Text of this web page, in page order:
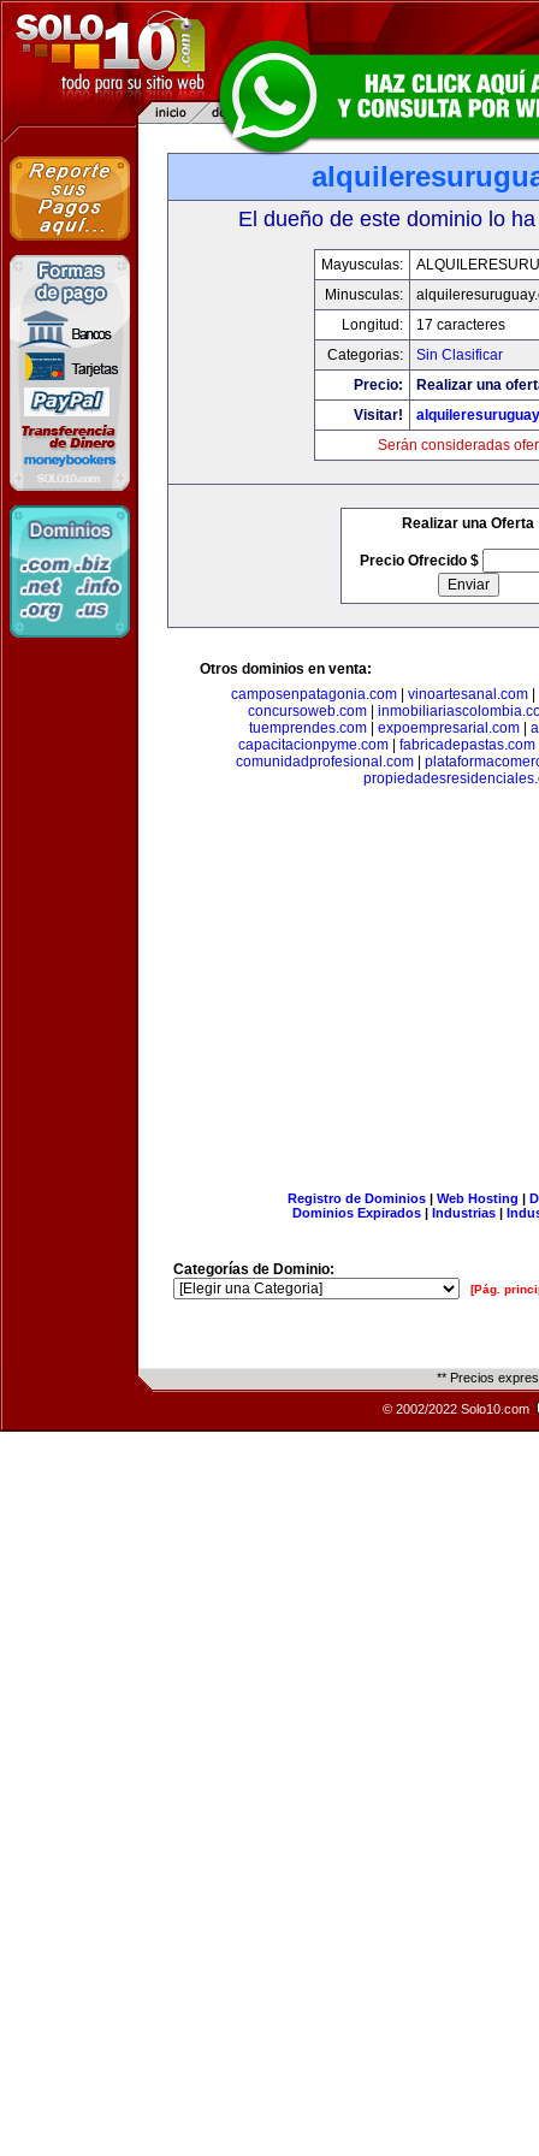
El dueño de este dominio lo
Mayusculas:
Minusculas:
Longitud:
17 caracteres
Categorias:
Sin Clasificar
Precio:
Realizar una
Visitar!
Serán consideradas
Realizar una Oferta
Precio Ofrecido $
Otros dominios en venta:
camposenpatagonia.com| vinoartesanal.com|
concursoweb.com
tuemprendes.com
expoempresarial.com
capacitacionpyme.com
fabricadepastas.com
comunidadprofesional.com|
Registro de Dominios| Web Hosting |
Dominios Expirados | Industrias |
Categorías de Dominio:
[Pág.
** Precios
© 2002/2022 Solo10.com